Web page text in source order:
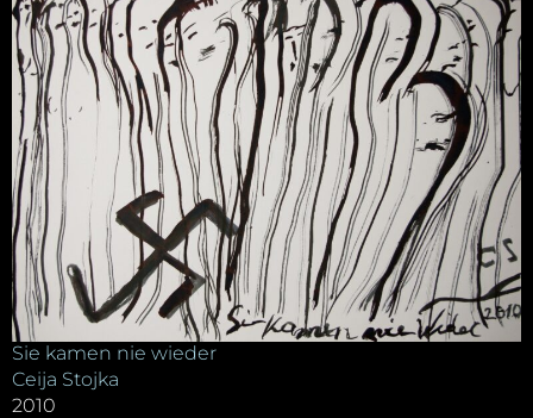
Sie kamen nie wieder
Ceija Stojka
2010